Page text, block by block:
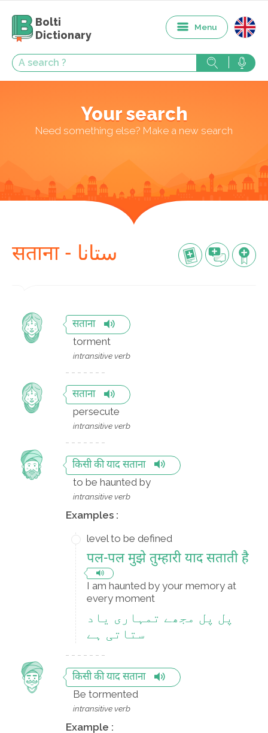
Bolti
Dictionary
Menu
Your search
Need something else? Make a new search
सताना - ستانا
सताना
torment
intransitive verb
सताना
persecute
intransitive verb
किसी की याद सताना
to be haunted by
intransitive verb
Examples :
level to be defined
पल-पल मुझे तुम्हारी याद सताती है
I am haunted by your memory at
every moment
پل پل مجھے تمہاری یاد
ستاتی ہے
किसी की याद सताना
Be tormented
intransitive verb
Example :